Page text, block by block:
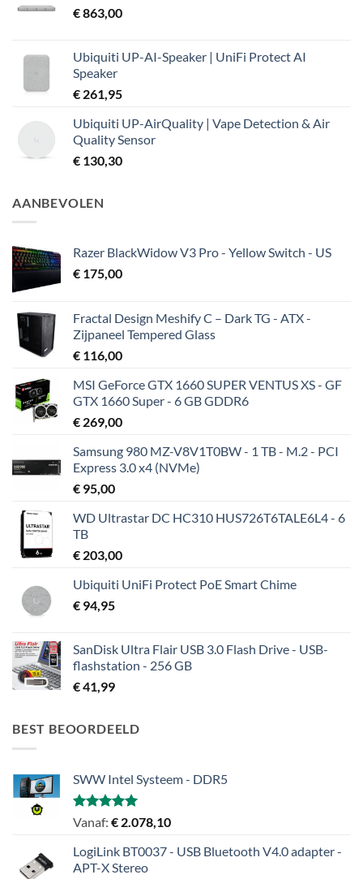
€863,00
Ubiquiti UP-AI-Speaker | UniFi Protect AI
Speaker
€ 261,95
Ubiquiti UP-AirQuality | Vape Detection & Air
Quality Sensor
€ 130,30
AANBEVOLEN
Razer BlackWidow V3 Pro - Yellow Switch - US
€ 175,00
Fractal Design Meshify C – Dark TG - ATX -
Zijpaneel Tempered Glass
€ 116,00
MSI GeForce GTX 1660 SUPER VENTUS XS - GF
GTX 1660 Super - 6 GB GDDR6
€ 269,00
Samsung 980 MZ-V8V1T0BW - 1 TB - M.2 - PCI
Express 3.0 x4 (NVMe)
€ 95,00
WD Ultrastar DC HC310 HUS726T6TALE6L4 - 6
TB
€ 203,00
Ubiquiti UniFi Protect PoE Smart Chime
€ 94,95
SanDisk Ultra Flair USB 3.0 Flash Drive - USB-
flashstation - 256 GB
€41,99
BEST BEOORDEELD
SWW Intel Systeem - DDR5
Gewaardeerd
Vanaf: € 2.078,10
LogiLink BT0037 - USB Bluetooth V4.0 adapter -
APT-X Stereo